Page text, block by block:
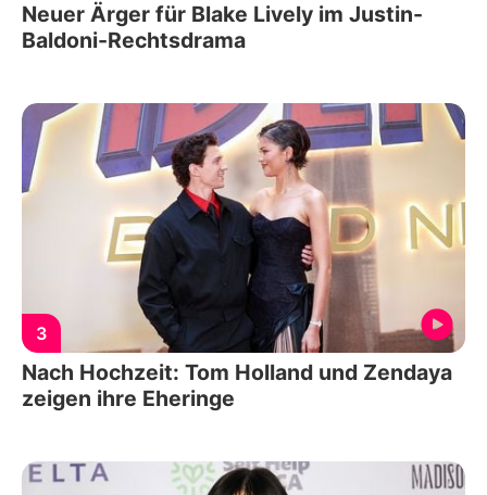
Neuer Ärger für Blake Lively im Justin-
Baldoni-Rechtsdrama
3
Nach Hochzeit: Tom Holland und Zendaya
zeigen ihre Eheringe